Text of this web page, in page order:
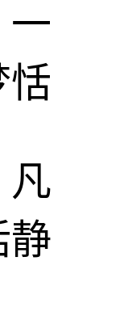
一
恬
凡
静